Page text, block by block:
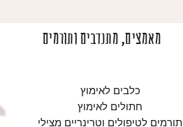
מאמצים, מתנדבים ותורמים
כלבים לאימוץ
חתולים לאימוץ
תורמים לטיפולים וטרינריים מצילי